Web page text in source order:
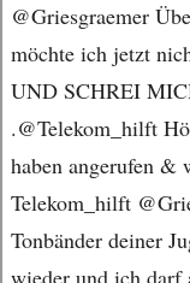
@Griesgraemer
möchte ich jetzt
UND SCHREI
.@Telekom_hilft
haben angerufen
Telekom_hilft
Tonbänder deiner
wieder und ich